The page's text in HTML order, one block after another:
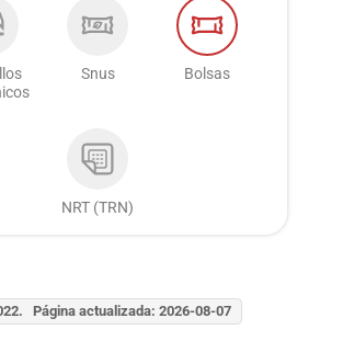
Snus Bolsas
NRT (TRN)
Página actualizada: 2026-08-07